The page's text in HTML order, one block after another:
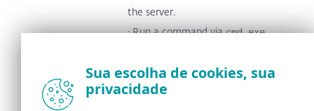
the server.
· Run a command viacmd.exe
the server.
Sua escolha de cookies, sua
privacidade